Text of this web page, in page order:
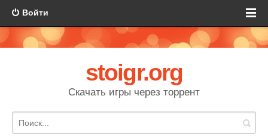
Войти
stoigr.org
Скачать игры через торрент